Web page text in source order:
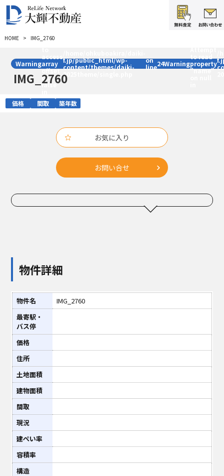
HOME IMG_2760
Warning
:
Trying
array
offset
on
false
f.jp/public_html/wp-
content/themes/daiki-
2025theme/single.php
on
line24Warningproperty
"name"
IMG_2760
価格 間取 築年数
お気に入り
お問い合せ
物件詳細
物件名
IMG_2760
最寄駅・
バス停
価格
住所
土地面積
建物面積
間取
現況
建ぺい率
容積率
構造